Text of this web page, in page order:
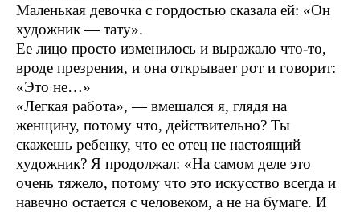
Маленькая девочка с гордостью сказала ей: «Он
художник — тату».
Ее лицо просто изменилось и выражало что-то,
вроде презрения, и она открывает рот и говорит:
«Это не…»
«Легкая работа», — вмешался я, глядя на
женщину, потому что, действительно? Ты
скажешь ребенку, что ее отец не настоящий
художник? Я продолжал: «На самом деле это
очень тяжело, потому что это искусство всегда и
навечно остается с человеком, а не на бумаге. И